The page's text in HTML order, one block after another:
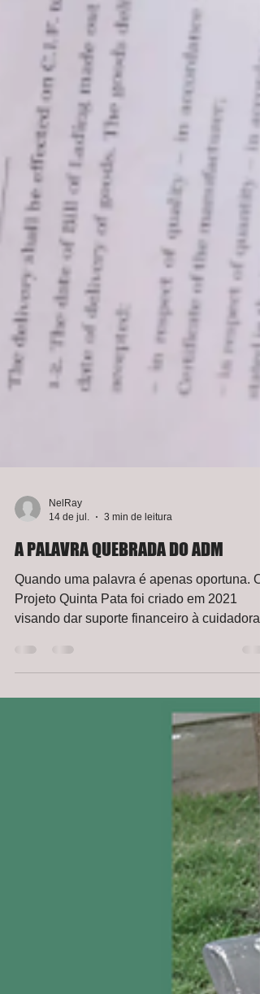
14 de jul.
3 min de leitura
A PALAVRA QUEBRADA DO ADM
Quando uma palavra é apenas oportuna. O
Claudia Vicente que durante mais de seis
gatinhos que foram abandonados por
irresponsáveis no pátio do Condomínio
bem distante do nosso condomínio — que
prestam sua solidariedade associando-se
amor que estendemos a ess